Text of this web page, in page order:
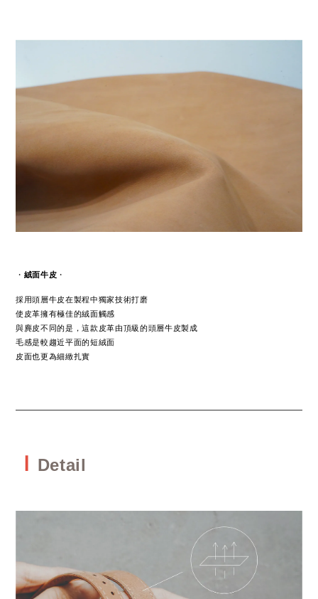
・ 絨面牛皮 ・
採用頭層牛皮在製程中獨家技術打磨
使皮革擁有極佳的絨面觸感
與麂皮不同的是，這款皮革由頂級的頭層牛皮製成
毛感是較趨近平面的短絨面
皮面也更為細緻扎實
Ｉ Detail